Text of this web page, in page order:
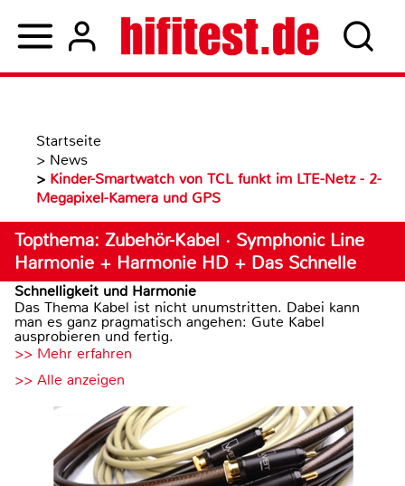
Startseite
> News
> Kinder-Smartwatch von TCL funkt im LTE-Netz - 2-
Megapixel-Kamera und GPS
Topthema: Zubehör-Kabel · Symphonic Line
Harmonie + Harmonie HD + Das Schnelle
Schnelligkeit und Harmonie
Das Thema Kabel ist nicht unumstritten. Dabei kann
man es ganz pragmatisch angehen: Gute Kabel
ausprobieren und fertig.
>> Mehr erfahren
>> Alle anzeigen